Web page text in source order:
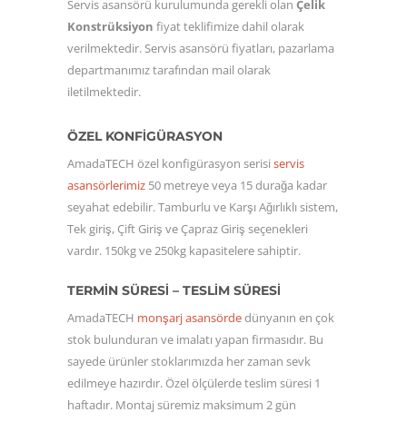
Servis asansörü kurulumunda gerekli olan Çelik
Konstrüksiyon fiyat teklifimize dahil olarak
verilmektedir. Servis asansörü fiyatları, pazarlama
departmanımız tarafından mail olarak
iletilmektedir.
ÖZEL KONFİGÜRASYON
AmadaTECH özel konfigürasyon serisi servis
asansörlerimiz 50 metreye veya 15 durağa kadar
seyahat edebilir. Tamburlu ve Karşı Ağırlıklı sistem,
Tek giriş, Çift Giriş ve Çapraz Giriş seçenekleri
vardır. 150kg ve 250kg kapasitelere sahiptir.
TERMİN SÜRESİ – TESLİM SÜRESİ
AmadaTECH monşarj asansördedünyanın en çok
stok bulunduran ve imalatı yapan firmasıdır. Bu
sayede ürünler stoklarımızda her zaman sevk
edilmeye hazırdır. Özel ölçülerde teslim süresi 1
haftadır. Montaj süremiz maksimum 2 gün